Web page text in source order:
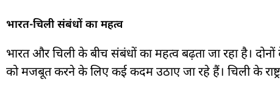
भारत-चिली संबंधों का महत्व
भारत और चिली के बीच संबंधों का महत्व बढ़ता जा रहा है।
को मजबूत करने के लिए कई कदम उठाए जा रहे हैं। चिली के